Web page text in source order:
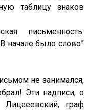
таблицу знаков
письменность.
начале было слово”
не занимался,
Эти надписи, о
граф